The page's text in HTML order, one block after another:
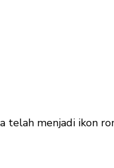
telah menjadi ikon